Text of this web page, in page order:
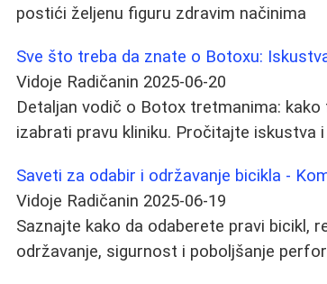
postići željenu figuru zdravim načinima
Sve što treba da znate o Botoxu:
Vidoje Radičanin 2025-06-20
Detaljan vodič o Botox tretmanima:
izabrati pravu kliniku. Pročitajte iskustva
Saveti za odabir i održavanje bicikla -
Vidoje Radičanin 2025-06-19
Saznajte kako da odaberete pravi bicikl,
održavanje, sigurnost i poboljšanje